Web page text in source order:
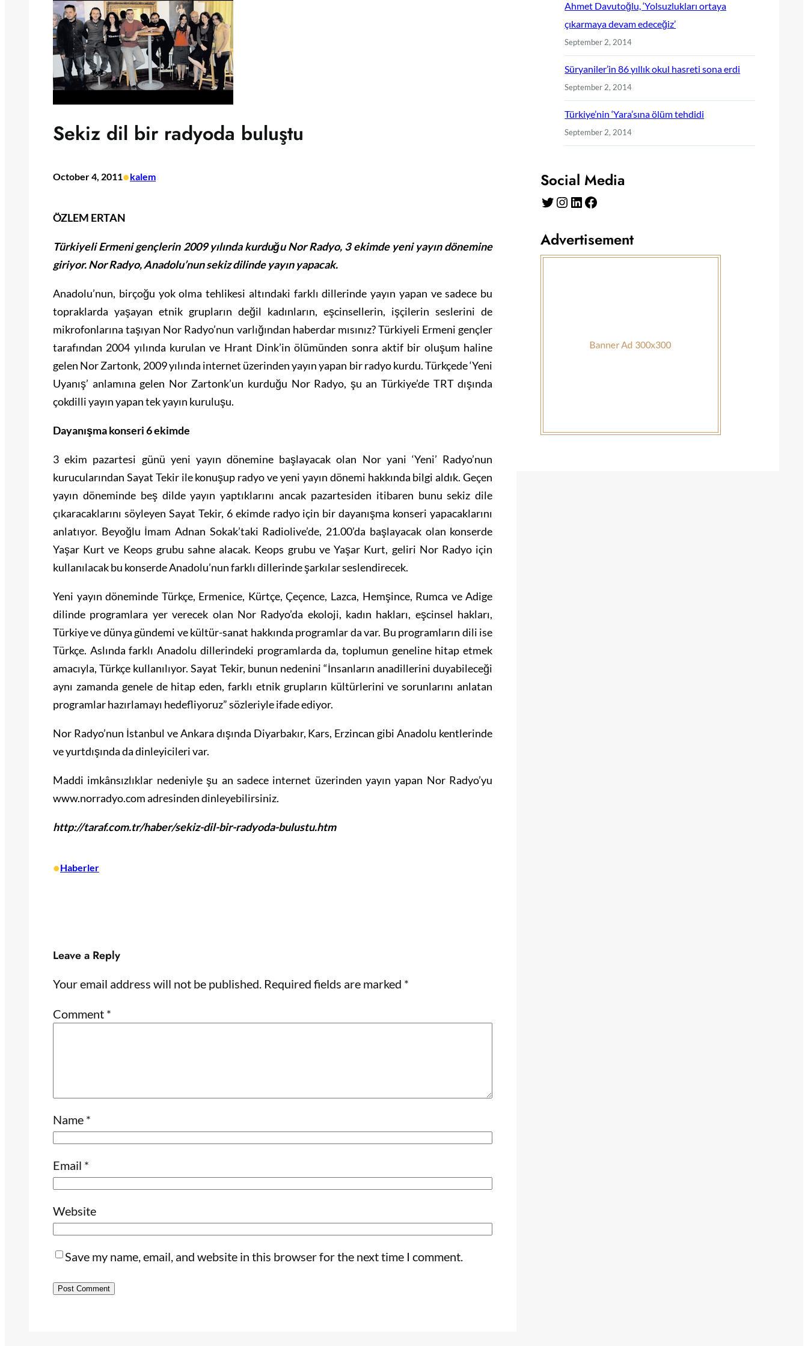
Sekiz dil bir radyoda buluştu
October 4, 2011•kalem
ÖZLEM ERTAN
Türkiyeli Ermeni gençlerin 2009 yılında kurduğu Nor Radyo, 3 ekimde yeni yayın dönemine
giriyor. Nor Radyo, Anadolu’nun sekiz dilinde yayın yapacak.
Anadolu’nun, birçoğu yok olma tehlikesi altındaki farklı dillerinde yayın yapan ve sadece bu
topraklarda yaşayan etnik grupların değil kadınların, eşcinsellerin, işçilerin seslerini de
mikrofonlarına taşıyan Nor Radyo’nun varlığından haberdar mısınız? Türkiyeli Ermeni gençler
tarafından 2004 yılında kurulan ve Hrant Dink’in ölümünden sonra aktif bir oluşum haline
gelen Nor Zartonk, 2009 yılında internet üzerinden yayın yapan bir radyo kurdu. Türkçede ‘Yeni
Uyanış’ anlamına gelen Nor Zartonk’un kurduğu Nor Radyo, şu an Türkiye’de TRT dışında
çokdilli yayın yapan tek yayın kuruluşu.
Dayanışma konseri 6 ekimde
3 ekim pazartesi günü yeni yayın dönemine başlayacak olan Nor yani ‘Yeni’ Radyo’nun
kurucularından Sayat Tekir ile konuşup radyo ve yeni yayın dönemi hakkında bilgi aldık. Geçen
yayın döneminde beş dilde yayın yaptıklarını ancak pazartesiden itibaren bunu sekiz dile
çıkaracaklarını söyleyen Sayat Tekir, 6 ekimde radyo için bir dayanışma konseri yapacaklarını
anlatıyor. Beyoğlu İmam Adnan Sokak’taki Radiolive’de, 21.00’da başlayacak olan konserde
Yaşar Kurt ve Keops grubu sahne alacak. Keops grubu ve Yaşar Kurt, geliri Nor Radyo için
kullanılacak bu konserde Anadolu’nun farklı dillerinde şarkılar seslendirecek.
Yeni yayın döneminde Türkçe, Ermenice, Kürtçe, Çeçence, Lazca, Hemşince, Rumca ve Adige
dilinde programlara yer verecek olan Nor Radyo’da ekoloji, kadın hakları, eşcinsel hakları,
Türkiye ve dünya gündemi ve kültür-sanat hakkında programlar da var. Bu programların dili ise
Türkçe. Aslında farklı Anadolu dillerindeki programlarda da, toplumun geneline hitap etmek
amacıyla, Türkçe kullanılıyor. Sayat Tekir, bunun nedenini “İnsanların anadillerini duyabileceği
aynı zamanda genele de hitap eden, farklı etnik grupların kültürlerini ve sorunlarını anlatan
programlar hazırlamayı hedefliyoruz” sözleriyle ifade ediyor.
Nor Radyo’nun İstanbul ve Ankara dışında Diyarbakır, Kars, Erzincan gibi Anadolu kentlerinde
ve yurtdışında da dinleyicileri var.
Maddi imkânsızlıklar nedeniyle şu an sadece internet üzerinden yayın yapan Nor Radyo’yu
www.norradyo.com adresinden dinleyebilirsiniz.
http://taraf.com.tr/haber/sekiz-dil-bir-radyoda-bulustu.htm
•Haberler
Leave a Reply
Your email address will not be published. Required fields are marked *
Comment *
Name *
Email *
Website
Save my name, email, and website in this browser for the next time I comment.
Ahmet Davutoğlu, ‘Yolsuzlukları ortaya
çıkarmaya devam edeceğiz’
September 2, 2014
Süryaniler’in 86 yıllık okul hasreti sona erdi
September 2, 2014
Türkiye’nin ‘Yara’sına ölüm tehdidi
September 2, 2014
Social Media
Twitter Instagram LinkedIn Facebook
Advertisement